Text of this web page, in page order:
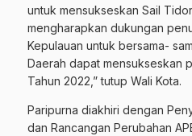
untuk mensukseskan Sail
mengharapkan dukungan
Kepulauan untuk bersama-
Daerah dapat mensukseskan
Tahun 2022,” tutup Wali Kota.
Paripurna diakhiri dengan
dan Rancangan Perubahan